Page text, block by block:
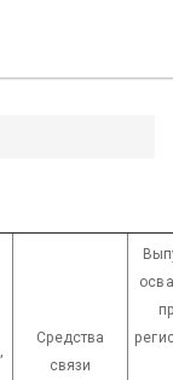
Средства
связи